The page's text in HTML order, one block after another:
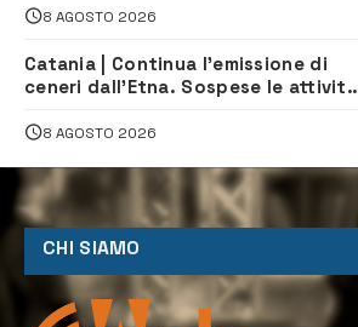
8 AGOSTO 2026
Catania | Continua l’emissione di
ceneri dall’Etna. Sospese le attività
8 AGOSTO 2026
CHI SIAMO